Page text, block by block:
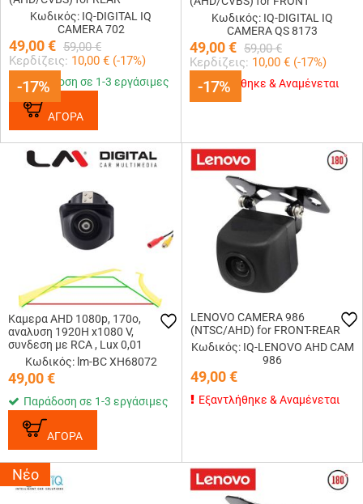
-17%
Κωδικός: IQ-DIGITAL IQ
CAMERA 702
49,00€ 59,00 €
Κερδίζεις: 10,00 € (-17%)
-17%
Παράδοση σε 1-3 εργάσιμες
ΑΓΟΡΑ
-17%
Κωδικός: IQ-DIGITAL IQ
CAMERA QS 8173
49,00€ 59,00 €
Κερδίζεις: 10,00 € (-17%)
-17%
Εξαντλήθηκε & Αναμένεται
Καμερα AHD 1080p, 170o,
αναλυση 1920Η x1080 V,
συνδεση με RCA , Lux 0,01
Κωδικός: lm-BC XH68072
49,00€
Παράδοση σε 1-3 εργάσιμες
ΑΓΟΡΑ
LENOVO CAMERA 986
(NTSC/AHD) for FRONT-REAR
Κωδικός: IQ-LENOVO AHD CAM
986
49,00€
Εξαντλήθηκε & Αναμένεται
Νέο